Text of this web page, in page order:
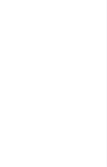
17/4/2025
è stato
Progetto
come